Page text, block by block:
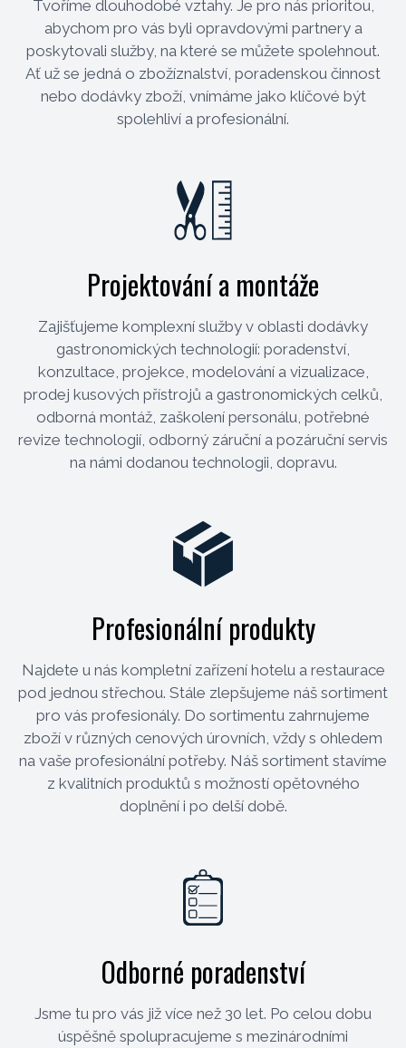
Tvoříme dlouhodobé vztahy. Je pro nás prioritou,
abychom pro vás byli opravdovými partnery a
poskytovali služby, na které se můžete spolehnout.
Ať už se jedná o zbožíznalství, poradenskou činnost
nebo dodávky zboží, vnímáme jako klíčové být
spolehliví a profesionální.
Projektování a montáže
Zajišťujeme komplexní služby v oblasti dodávky
gastronomických technologií: poradenství,
konzultace, projekce, modelování a vizualizace,
prodej kusových přístrojů a gastronomických celků,
odborná montáž, zaškolení personálu, potřebné
revize technologií, odborný záruční a pozáruční servis
na námi dodanou technologii, dopravu.
Profesionální produkty
Najdete u nás kompletní zařízení hotelu a restaurace
pod jednou střechou. Stále zlepšujeme náš sortiment
pro vás profesionály. Do sortimentu zahrnujeme
zboží v různých cenových úrovních, vždy s ohledem
na vaše profesionální potřeby. Náš sortiment stavíme
z kvalitních produktů s možností opětovného
doplnění i po delší době.
Odborné poradenství
Jsme tu pro vás již více než 30 let. Po celou dobu
úspěšně spolupracujeme s mezinárodními